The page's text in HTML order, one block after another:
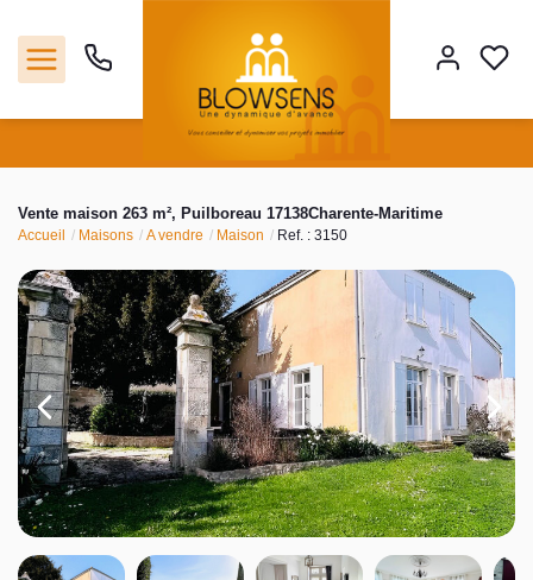
Ventes
Notre agence
Outils
Estimation
Nos services
Contact
Vente maison 263 m², Puilboreau 17138Charente-Maritime
Accueil Maisons A vendre Maison Ref. : 3150